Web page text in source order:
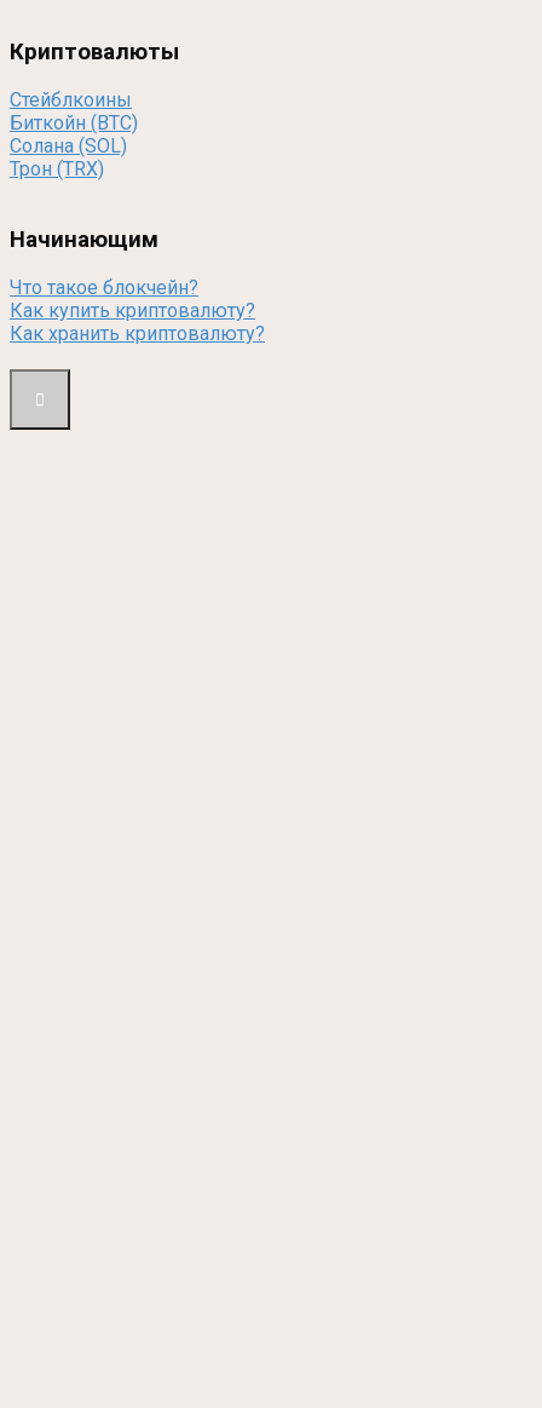
Криптовалюты
Стейблкоины
Биткойн (BTC)
Солана (SOL)
Трон (TRX)
Начинающим
Что такое блокчейн?
Как купить криптовалюту?
Как хранить криптовалюту?